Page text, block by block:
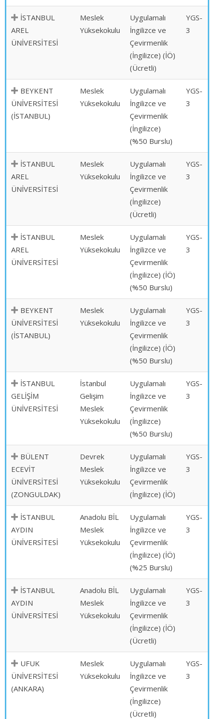
İSTANBUL
AREL
ÜNİVERSİTESİ
Meslek
Yüksekokulu
Uygulamalı
İngilizce ve
Çevirmenlik
(İngilizce) (İÖ)
(Ücretli)
YGS-
3
BEYKENT
ÜNİVERSİTESİ
(İSTANBUL)
Meslek
Yüksekokulu
Uygulamalı
İngilizce ve
Çevirmenlik
(İngilizce)
(%50 Burslu)
YGS-
3
İSTANBUL
AREL
ÜNİVERSİTESİ
Meslek
Yüksekokulu
Uygulamalı
İngilizce ve
Çevirmenlik
(İngilizce)
(Ücretli)
YGS-
3
İSTANBUL
AREL
ÜNİVERSİTESİ
Meslek
Yüksekokulu
Uygulamalı
İngilizce ve
Çevirmenlik
(İngilizce) (İÖ)
(%50 Burslu)
YGS-
3
BEYKENT
ÜNİVERSİTESİ
(İSTANBUL)
Meslek
Yüksekokulu
Uygulamalı
İngilizce ve
Çevirmenlik
(İngilizce) (İÖ)
(%50 Burslu)
YGS-
3
İSTANBUL
GELİŞİM
ÜNİVERSİTESİ
İstanbul
Gelişim
Meslek
Yüksekokulu
Uygulamalı
İngilizce ve
Çevirmenlik
(İngilizce)
(%50 Burslu)
YGS-
3
BÜLENT
ECEVİT
ÜNİVERSİTESİ
(ZONGULDAK)
Devrek
Meslek
Yüksekokulu
Uygulamalı
İngilizce ve
Çevirmenlik
(İngilizce) (İÖ)
YGS-
3
İSTANBUL
AYDIN
ÜNİVERSİTESİ
Anadolu BİL
Meslek
Yüksekokulu
Uygulamalı
İngilizce ve
Çevirmenlik
(İngilizce) (İÖ)
(%25 Burslu)
YGS-
3
İSTANBUL
AYDIN
ÜNİVERSİTESİ
Anadolu BİL
Meslek
Yüksekokulu
Uygulamalı
İngilizce ve
Çevirmenlik
(İngilizce) (İÖ)
(Ücretli)
YGS-
3
UFUK
ÜNİVERSİTESİ
(ANKARA)
Meslek
Yüksekokulu
Uygulamalı
İngilizce ve
Çevirmenlik
(İngilizce)
(Ücretli)
YGS-
3